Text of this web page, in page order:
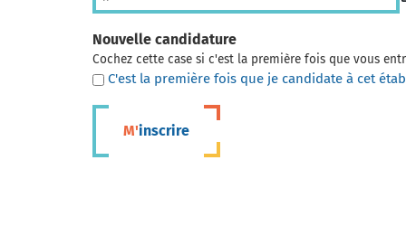
Nouvelle candidature
Cochez cette case si c'est la première fois que vous
C'est la première fois que je candidate à cet
M'inscrire